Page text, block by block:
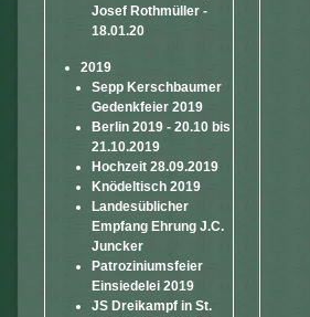
Josef Rothmüller -
18.01.20
2019
Sepp Kerschbaumer
Gedenkfeier 2019
Berlin 2019 - 20.10 bis
21.10.2019
Hochzeit 28.09.2019
Knödeltisch 2019
Landesüblicher
Empfang Ehrung J.C.
Juncker
Patroziniumsfeier
Einsiedelei 2019
JS Dreikampf in St.